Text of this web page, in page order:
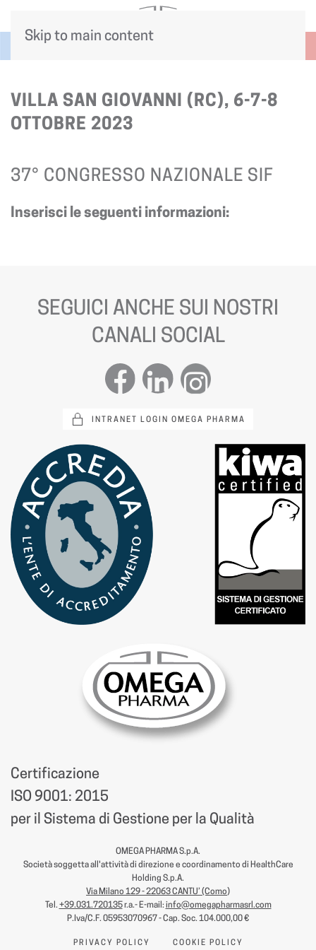
Skip to main content
VILLA SAN GIOVANNI (RC), 6-7-8
OTTOBRE 2023
37° CONGRESSO NAZIONALE SIF
Inserisci le seguenti informazioni:
SEGUICI ANCHE SUI NOSTRI
CANALI SOCIAL
INTRANET LOGIN OMEGA PHARMA
Certificazione
ISO 9001: 2015
per il Sistema di Gestione per la Qualità
OMEGA PHARMA S.p.A.
Società soggetta all'attività di direzione e coordinamento di HealthCare
Holding S.p.A.
Via Milano 129 - 22063 CANTU’ (Como)
Tel. +39.031.720135r.a.- E-mail: info@omegapharmasrl.com
P.Iva/C.F. 05953070967 - Cap. Soc. 104.000,00 €
PRIVACY POLICY COOKIE POLICY